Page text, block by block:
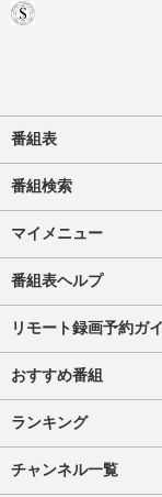
番組表
番組検索
マイメニュー
番組表ヘルプ
リモート録画予約ガ
おすすめ番組
ランキング
チャンネル一覧